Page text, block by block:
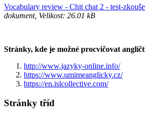
Vocabulary review - Chit chat 2 - test-
dokument, Velikost: 26.01 kB
Stránky, kde je možné procvičovat
http://www.jazyky-online.info/
https://www.umimeanglicky.cz/
https://en.islcollective.com/
Stránky tříd